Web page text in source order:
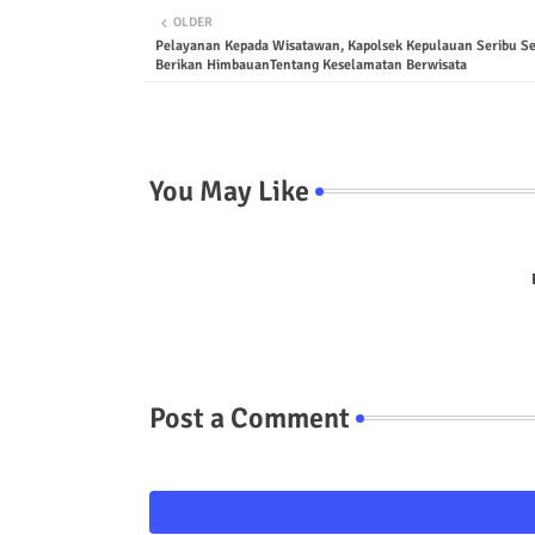
OLDER
Pelayanan Kepada Wisatawan, Kapolsek Kepulauan Seribu
Berikan HimbauanTentang Keselamatan Berwisata
You May Like
Post a Comment